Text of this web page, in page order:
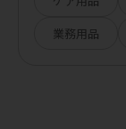
業務用品